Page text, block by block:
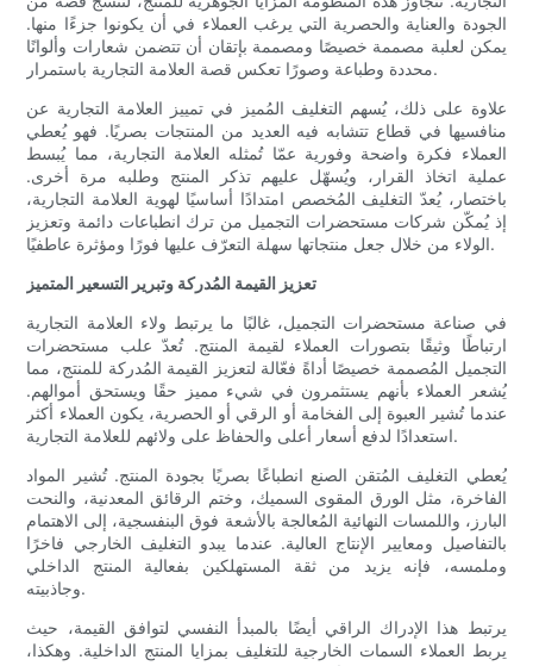
الجودة والعناية والحصرية التي يرغب العملاء في أن يكونوا جزءًا منها.
يمكن لعلبة مصممة خصيصًا ومصممة بإتقان أن تتضمن شعارات وألوانًا
محددة وطباعة وصورًا تعكس قصة العلامة التجارية باستمرار.
علاوة على ذلك، يُسهم التغليف المُميز في تمييز العلامة التجارية عن
منافسيها في قطاع تتشابه فيه العديد من المنتجات بصريًا. فهو يُعطي
العملاء فكرة واضحة وفورية عمّا تُمثله العلامة التجارية، مما يُبسط
عملية اتخاذ القرار، ويُسهّل عليهم تذكر المنتج وطلبه مرة أخرى.
باختصار، يُعدّ التغليف المُخصص امتدادًا أساسيًا لهوية العلامة التجارية،
إذ يُمكّن شركات مستحضرات التجميل من ترك انطباعات دائمة وتعزيز
الولاء من خلال جعل منتجاتها سهلة التعرّف عليها فورًا ومؤثرة عاطفيًا.
تعزيز القيمة المُدركة وتبرير التسعير المتميز
في صناعة مستحضرات التجميل، غالبًا ما يرتبط ولاء العلامة التجارية
ارتباطًا وثيقًا بتصورات العملاء لقيمة المنتج. تُعدّ علب مستحضرات
التجميل المُصممة خصيصًا أداةً فعّالة لتعزيز القيمة المُدركة للمنتج، مما
يُشعر العملاء بأنهم يستثمرون في شيء مميز حقًا ويستحق أموالهم.
عندما تُشير العبوة إلى الفخامة أو الرقي أو الحصرية، يكون العملاء أكثر
استعدادًا لدفع أسعار أعلى والحفاظ على ولائهم للعلامة التجارية.
يُعطي التغليف المُتقن الصنع انطباعًا بصريًا بجودة المنتج. تُشير المواد
الفاخرة، مثل الورق المقوى السميك، وختم الرقائق المعدنية، والنحت
البارز، واللمسات النهائية المُعالجة بالأشعة فوق البنفسجية، إلى الاهتمام
بالتفاصيل ومعايير الإنتاج العالية. عندما يبدو التغليف الخارجي فاخرًا
وملمسه، فإنه يزيد من ثقة المستهلكين بفعالية المنتج الداخلي
وجاذبيته.
يرتبط هذا الإدراك الراقي أيضًا بالمبدأ النفسي لتوافق القيمة، حيث
يربط العملاء السمات الخارجية للتغليف بمزايا المنتج الداخلية. وهكذا،